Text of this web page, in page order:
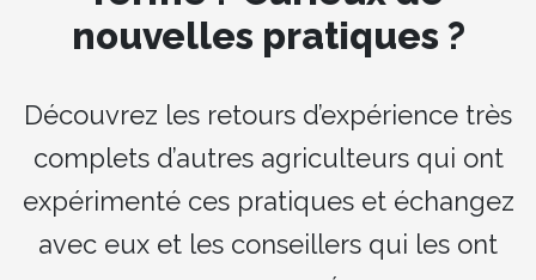
nouvelles pratiques ?
Découvrez les retours d’expérience très
complets d’autres agriculteurs qui ont
expérimenté ces pratiques et échangez
avec eux et les conseillers qui les ont